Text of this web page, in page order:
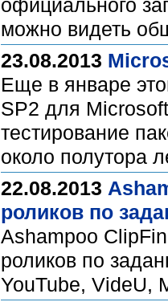
официального
можно видеть
23.08.2013
Еще в январе
SP2 для
тестирование
около полутора
22.08.2013
роликов по
Ashampoo
роликов по
YouTube, VideU,